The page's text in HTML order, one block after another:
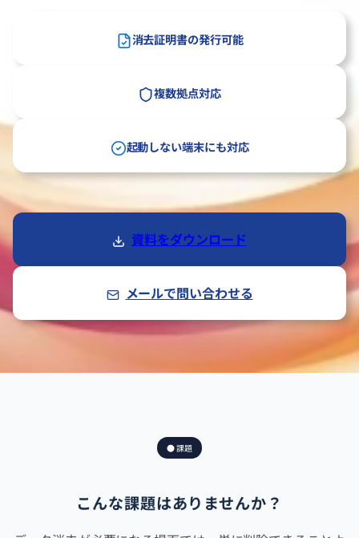
消去証明書の発行可能
複数拠点対応
起動しない端末にも対応
資料をダウンロード
メールで問い合わせる
● 課題
こんな課題はありませんか？